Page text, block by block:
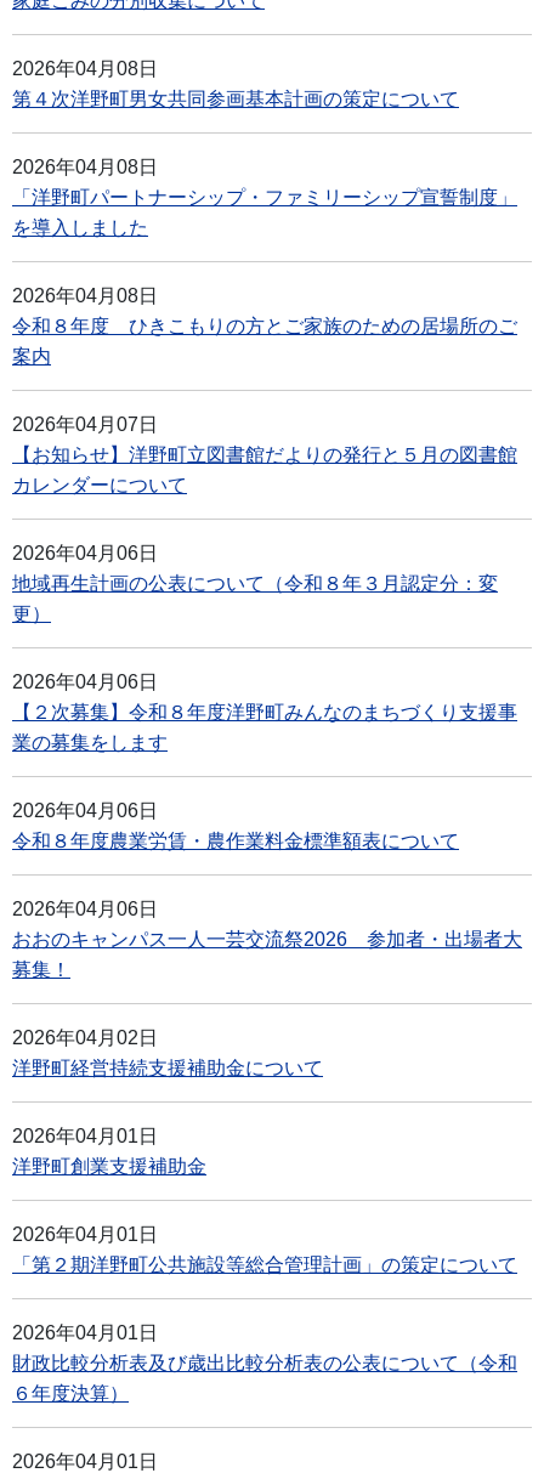
2026年04月08日
第４次洋野町男女共同参画基本計画の策定について
2026年04月08日
「洋野町パートナーシップ・ファミリーシップ宣誓制度」
を導入しました
2026年04月08日
令和８年度 ひきこもりの方とご家族のための居場所のご
案内
2026年04月07日
【お知らせ】洋野町立図書館だよりの発行と５月の図書館
カレンダーについて
2026年04月06日
地域再生計画の公表について（令和８年３月認定分：変
更）
2026年04月06日
【２次募集】令和８年度洋野町みんなのまちづくり支援事
業の募集をします
2026年04月06日
令和８年度農業労賃・農作業料金標準額表について
2026年04月06日
おおのキャンパス一人一芸交流祭2026 参加者・出場者大
募集！
2026年04月02日
洋野町経営持続支援補助金について
2026年04月01日
洋野町創業支援補助金
2026年04月01日
「第２期洋野町公共施設等総合管理計画」の策定について
2026年04月01日
財政比較分析表及び歳出比較分析表の公表について（令和
６年度決算）
2026年04月01日